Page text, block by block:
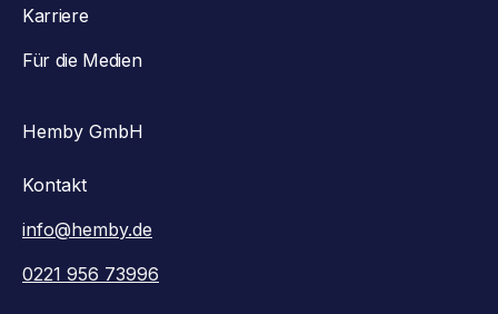
Karriere
Für die Medien
Hemby GmbH
Kontakt
info@hemby.de
0221 956 73996